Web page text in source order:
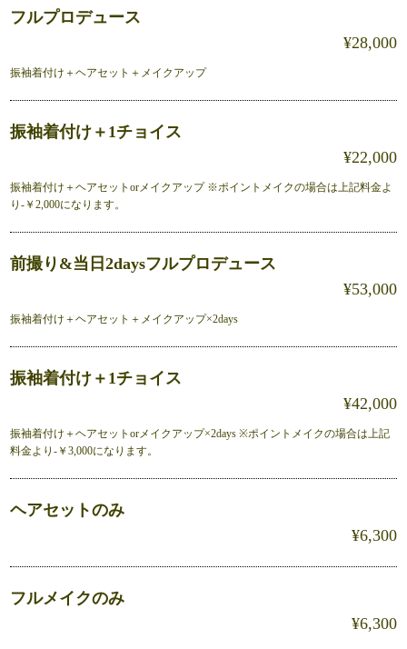
フルプロデュース
¥28,000
振袖着付け＋ヘアセット＋メイクアップ
振袖着付け＋1チョイス
¥22,000
振袖着付け＋ヘアセットorメイクアップ ※ポイントメイクの場合は上記料金よ
り-￥2,000になります。
前撮り&当日2daysフルプロデュース
¥53,000
振袖着付け＋ヘアセット＋メイクアップ×2days
振袖着付け＋1チョイス
¥42,000
振袖着付け＋ヘアセットorメイクアップ×2days ※ポイントメイクの場合は上記
料金より-￥3,000になります。
ヘアセットのみ
¥6,300
フルメイクのみ
¥6,300